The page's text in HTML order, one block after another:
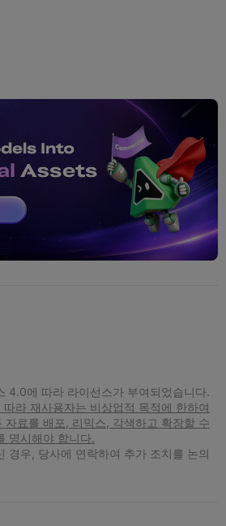
4.0에 따라 라이선스가 부여되었습니다.
라 재사용자는 비상업적 목적에 한하여
자료를 배포, 리믹스, 각색하고 확장할 수
명시해야 합니다.
경우, 당사에 연락하여 추가 조치를 논의